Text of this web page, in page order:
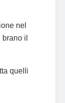
nel
il
quelli